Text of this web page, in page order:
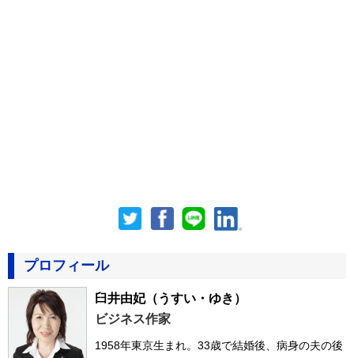
プロフィール
臼井由妃（うすい・ゆき）
ビジネス作家
1958年東京生まれ。33歳で結婚後、病身の夫の後